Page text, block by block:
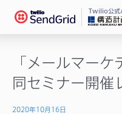
Twilio公式
「メールマー
同セミナー開催
2020年10月16日